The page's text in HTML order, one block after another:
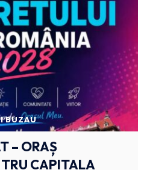
BUZAU
– ORAȘ
CAPITALA